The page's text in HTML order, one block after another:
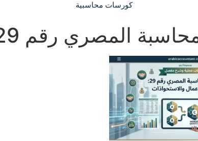
كورسات محاسبية
رقم 29 تجميع الأعمال والاستحواذات